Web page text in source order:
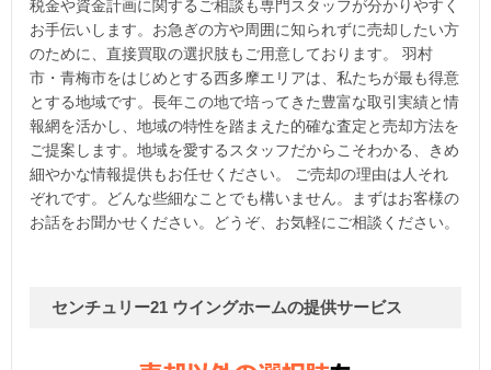
税金や資金計画に関するご相談も専門スタッフが分かりやすく
お手伝いします。お急ぎの方や周囲に知られずに売却したい方
のために、直接買取の選択肢もご用意しております。 羽村
市・青梅市をはじめとする西多摩エリアは、私たちが最も得意
とする地域です。長年この地で培ってきた豊富な取引実績と情
報網を活かし、地域の特性を踏まえた的確な査定と売却方法を
ご提案します。地域を愛するスタッフだからこそわかる、きめ
細やかな情報提供もお任せください。 ご売却の理由は人それ
ぞれです。どんな些細なことでも構いません。まずはお客様の
お話をお聞かせください。どうぞ、お気軽にご相談ください。
センチュリー21 ウイングホームの提供サービス